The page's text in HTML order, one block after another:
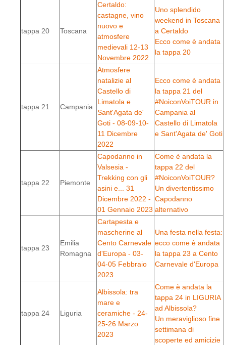
tappa 20 Toscana
Certaldo:
castagne, vino
nuovo e
atmosfere
medievali 12-13
Novembre 2022
Uno splendido
weekend in Toscana
a Certaldo
Ecco come è andata
la tappa 20
tappa 21 Campania
Atmosfere
natalizie al
Castello di
Limatola e
Sant'Agata de'
Goti - 08-09-10-
11 Dicembre
2022
Ecco come è andata
la tappa 21 del
#NoiconVoiTOUR in
Campania al
Castello di Limatola
e Sant'Agata de' Goti
tappa 22 Piemonte
Capodanno in
Valsesia -
Trekking con gli
asini e... 31
Dicembre 2022 -
01 Gennaio 2023
Come è andata la
tappa 22 del
#NoiconVoiTOUR?
Un divertentissimo
Capodanno
alternativo
tappa 23
Emilia
Romagna
Cartapesta e
mascherine al
Cento Carnevale
d'Europa - 03-
04-05 Febbraio
2023
Una festa nella festa:
ecco come è andata
la tappa 23 a Cento
Carnevale d'Europa
tappa 24 Liguria
Albissola: tra
mare e
ceramiche - 24-
25-26 Marzo
2023
Come è andata la
tappa 24 in LIGURIA
ad Albissola?
Un meraviglioso fine
settimana di
scoperte ed amicizie